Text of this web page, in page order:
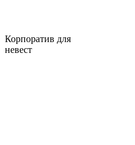
Корпоратив для
невест